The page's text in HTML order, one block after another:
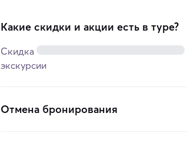
Какие скидки и акции есть в туре?
Скидка
экскурсии
Отмена бронирования